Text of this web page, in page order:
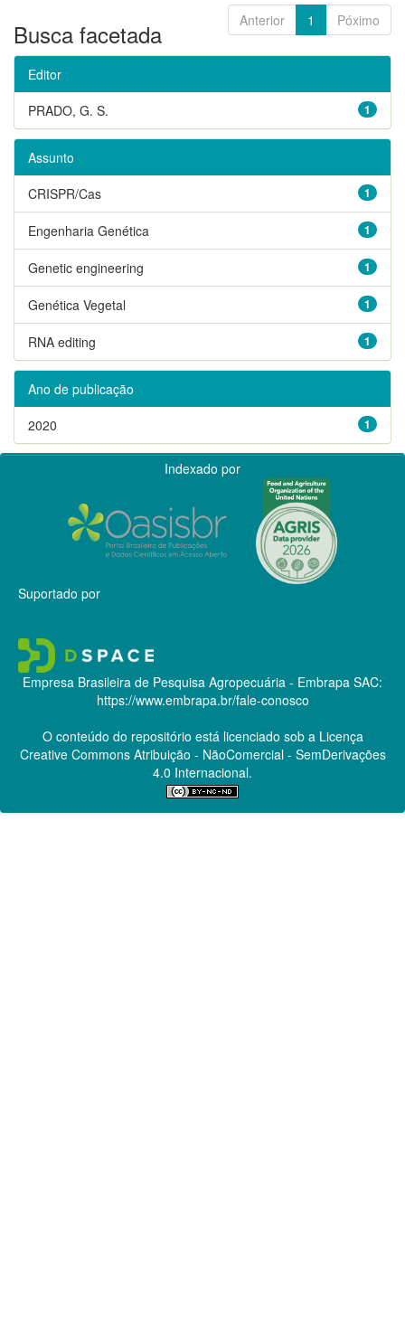
Anterior 1 Póximo
Busca facetada
Editor
1
PRADO, G. S.
Assunto
1
CRISPR/Cas
1
Engenharia Genética
1
Genetic engineering
1
Genética Vegetal
1
RNA editing
Ano de publicação
1
2020
Indexado por
Suportado por
Empresa Brasileira de Pesquisa Agropecuária - Embrapa SAC:
https://www.embrapa.br/fale-conosco
O conteúdo do repositório está licenciado sob a Licença
Creative CommonsAtribuição - NãoComercial - SemDerivações
4.0 Internacional.